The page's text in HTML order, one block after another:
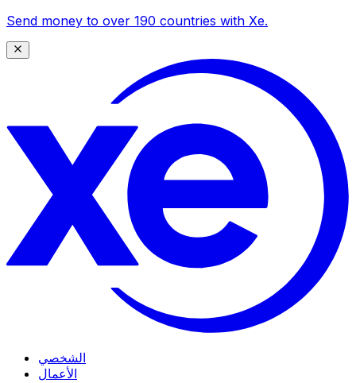
Send money to over 190 countries with Xe.
الشخصي
الأعمال